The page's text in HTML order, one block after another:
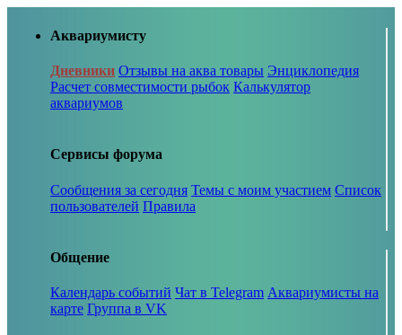
Аквариумисту
Дневники Отзывы на аква товары Энциклопедия
Расчет совместимости рыбок Калькулятор
аквариумов
Сервисы форума
Сообщения за сегодня Темы с моим участием Список
пользователей Правила
Общение
Календарь событий Чат в Telegram Аквариумисты на
карте Группа в VK